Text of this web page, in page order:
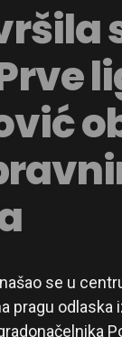
se u
pragu odlaska